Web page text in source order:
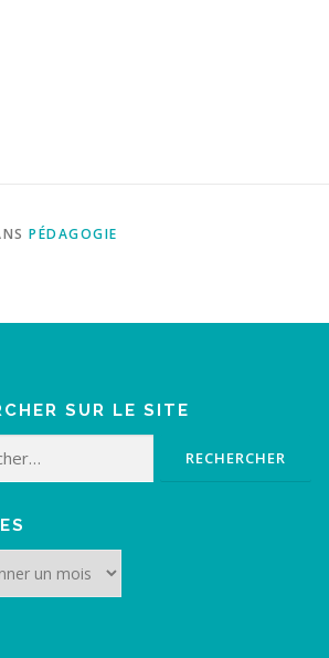
PÉDAGOGIE
SUR LE SITE